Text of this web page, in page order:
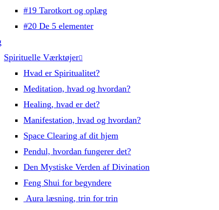
#19 Tarotkort og oplæg
#20 De 5 elementer
Spirituelle Værktøjer
Hvad er Spiritualitet?
Meditation, hvad og hvordan?
Healing, hvad er det?
Manifestation, hvad og hvordan?
Space Clearing af dit hjem
Pendul, hvordan fungerer det?
Den Mystiske Verden af Divination
Feng Shui for begyndere
Aura læsning, trin for trin